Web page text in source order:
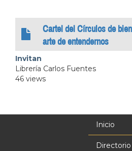
Cartel del Círculos de
arte de entendernos
Invitan
Librería Carlos Fuentes
46 views
Inicio
Directorio